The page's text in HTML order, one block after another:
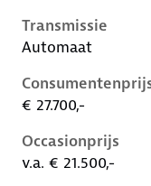
Transmissie
Automaat
€ 27.700,-
Occasionprijs
v.a. € 21.500,-